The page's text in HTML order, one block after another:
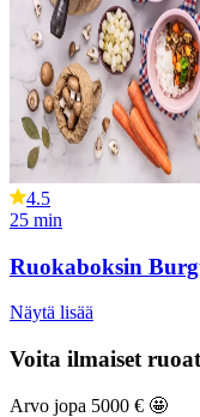
4.5
25 min
Ruokaboksin
Näytä lisää
Voita ilmaiset
Arvo jopa 5000 € 🤩